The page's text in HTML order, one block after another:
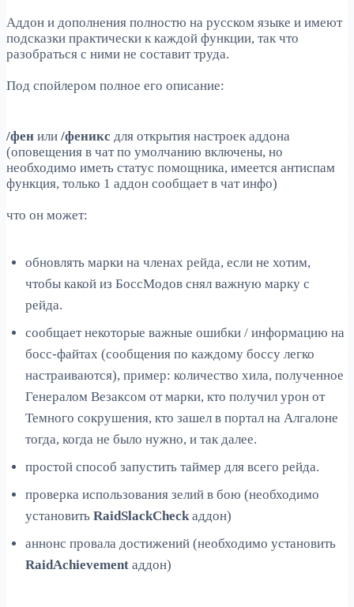
Аддон и дополнения полностю на русском языке и имеют
подсказки практически к каждой функции, так что
разобраться с ними не составит труда.
Под спойлером полное его описание:
/фен или /феникс для открытия настроек аддона
(оповещения в чат по умолчанию включены, но
необходимо иметь статус помощника, имеется антиспам
функция, только 1 аддон сообщает в чат инфо)
что он может:
обновлять марки на членах рейда, если не хотим,
чтобы какой из БоссМодов снял важную марку с
рейда.
сообщает некоторые важные ошибки / информацию на
босс-файтах (сообщения по каждому боссу легко
настраиваются), пример: количество хила, полученное
Генералом Везаксом от марки, кто получил урон от
Темного сокрушения, кто зашел в портал на Алгалоне
тогда, когда не было нужно, и так далее.
простой способ запустить таймер для всего рейда.
проверка использования зелий в бою (необходимо
установить RaidSlackCheckаддон)
аннонс провала достижений (необходимо установить
RaidAchievement аддон)